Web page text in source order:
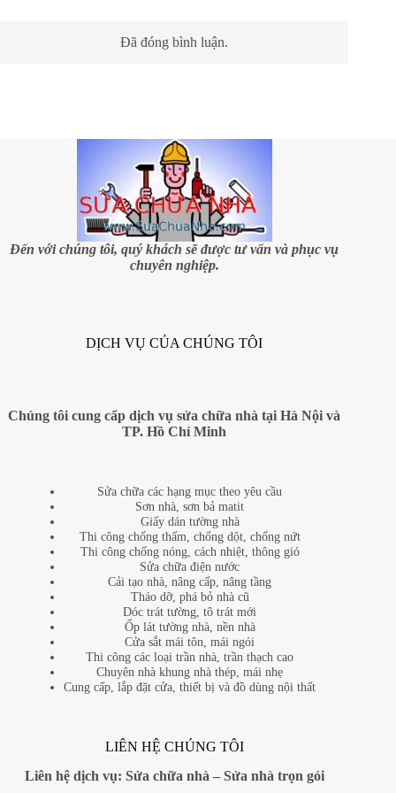
Đã đóng bình luận.
Đến với chúng tôi, quý khách sẽ được tư vấn và phục vụ
chuyên nghiệp.
DỊCH VỤ CỦA CHÚNG TÔI
Chúng tôi cung cấp dịch vụ sửa chữa nhà tại Hà Nội và
TP. Hồ Chí Minh
Sửa chữa các hạng mục theo yêu cầu
Sơn nhà, sơn bả matit
Giấy dán tường nhà
Thi công chống thấm, chống dột, chống nứt
Thi công chống nóng, cách nhiệt, thông gió
Sửa chữa điện nước
Cải tạo nhà, nâng cấp, nâng tầng
Tháo dỡ, phá bỏ nhà cũ
Dóc trát tường, tô trát mới
Ốp lát tường nhà, nền nhà
Cửa sắt mái tôn, mái ngói
Thi công các loại trần nhà, trần thạch cao
Chuyên nhà khung nhà thép, mái nhẹ
Cung cấp, lắp đặt cửa, thiết bị và đồ dùng nội thất
LIÊN HỆ CHÚNG TÔI
Liên hệ dịch vụ: Sửa chữa nhà – Sửa nhà trọn gói